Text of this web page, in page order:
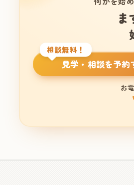
ま
相談無料！
見学・相談を予約
お